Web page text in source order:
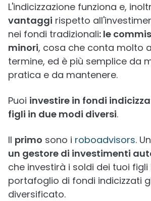
L'indicizzazione funziona e,
vantaggi rispetto
nei fondi tradizionali: le
minori, cosa che conta molto
termine, ed è più semplice da
pratica e da mantenere.
Puoi investire in fondi
figli in due modi diversi.
Il primo sono i roboadvisors.
un gestore di investimenti
che investirà i soldi dei tuoi figli
portafoglio di fondi indicizzati
diversificato.